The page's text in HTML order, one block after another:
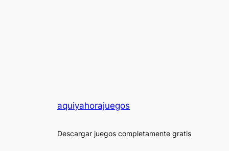
aquiyahorajuegos
Descargar juegos completamente gratis